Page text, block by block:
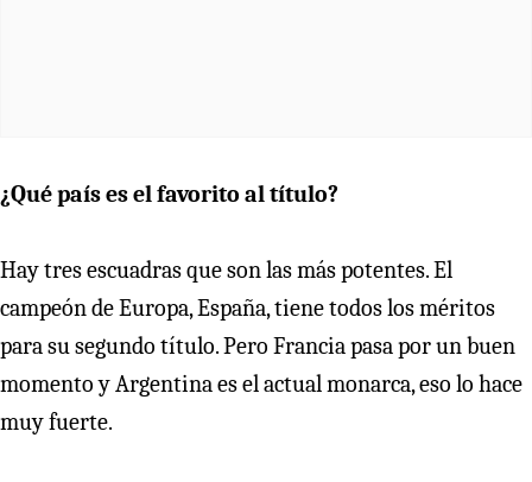
¿Qué país es el favorito al título?
Hay tres escuadras que son las más potentes. El
campeón de Europa, España, tiene todos los méritos
para su segundo título. Pero Francia pasa por un buen
momento y Argentina es el actual monarca, eso lo hace
muy fuerte.